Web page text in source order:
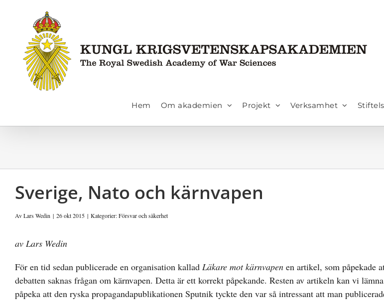
innehållet
Hem Om akademien Projekt Verksamhet
Sverige, Nato och kärnvapen
AvLars Wedin | 26 okt 2015 | Kategorier:Försvar och säkerhet
av Lars Wedin
För en tid sedan publicerade en organisation kallad Läkare mot kärnvapen en artikel, som påpekade
debatten saknas frågan om kärnvapen. Detta är ett korrekt påpekande. Resten av artikeln kan vi
påpeka att den ryska propagandapublikationen Sputnik tyckte den var så intressant att man